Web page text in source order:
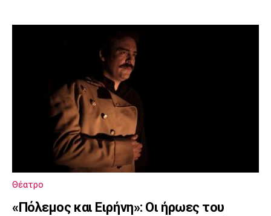
Θέατρο
«Πόλεμος και Ειρήνη»: Οι ήρωες του